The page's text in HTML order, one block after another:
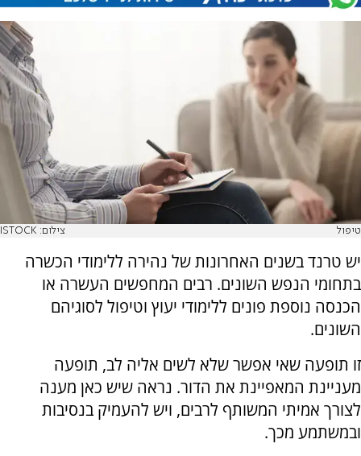
טיפול צילום: ISTOCK
יש טרנד בשנים האחרונות של נהירה ללימודי הכשרה
בתחומי הנפש השונים. רבים המחפשים העשרה או
הכנסה נוספת פונים ללימודי יעוץ וטיפול לסוגיהם
השונים.
זו תופעה שאי אפשר שלא לשים אליה לב, תופעה
מעניינת המאפיינת את הדור. נראה שיש כאן מענה
לצורך אמיתי המשותף לרבים, ויש להעמיק בנסיבות
ובמשתמע מכך.